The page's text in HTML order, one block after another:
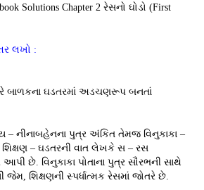
લખો :
બાળકના ઘડતરમાં અડચણરૂપ બનતાં
– નીનાબહેનના પુત્ર અંકિત તેમજ વિનુકાકા –
– ઘડતરની વાત લેખકે સ – રસ
આપી છે. વિનુકાકા પોતાના પુત્ર સૌરભની સાથે
શિક્ષણની સ્પર્ધાત્મક રેસમાં જોતરે છે.